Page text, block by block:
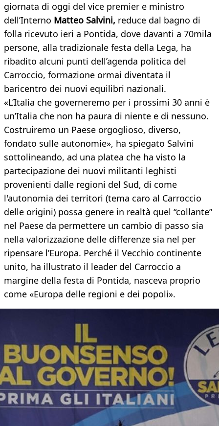
giornata di oggi del vice premier e ministro
dell’Interno Matteo Salvini, reduce dal bagno di
folla ricevuto ieri a Pontida, dove davanti a 70mila
persone, alla tradizionale festa della Lega, ha
ribadito alcuni punti dell’agenda politica del
Carroccio, formazione ormai diventata il
baricentro dei nuovi equilibri nazionali.
«L’Italia che governeremo per i prossimi 30 anni è
un’Italia che non ha paura di niente e di nessuno.
Costruiremo un Paese orgoglioso, diverso,
fondato sulle autonomie», ha spiegato Salvini
sottolineando, ad una platea che ha visto la
partecipazione dei nuovi militanti leghisti
provenienti dalle regioni del Sud, di come
l'autonomia dei territori (tema caro al Carroccio
delle origini) possa genere in realtà quel “collante”
nel Paese da permettere un cambio di passo sia
nella valorizzazione delle differenze sia nel per
ripensare l’Europa. Perché il Vecchio continente
unito, ha illustrato il leader del Carroccio a
margine della festa di Pontida, nasceva proprio
come «Europa delle regioni e dei popoli».